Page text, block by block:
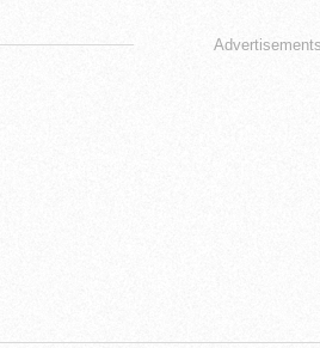
Advertisements